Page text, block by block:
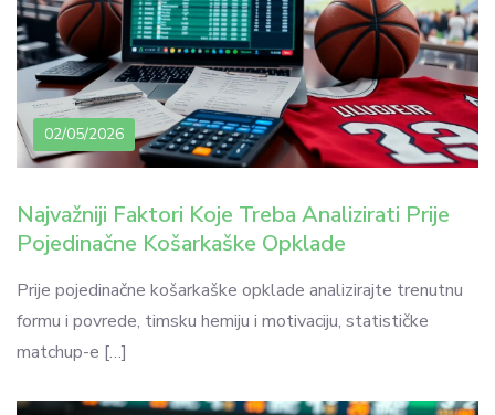
02/05/2026
Najvažniji Faktori Koje Treba Analizirati Prije
Pojedinačne Košarkaške Opklade
Prije pojedinačne košarkaške opklade analizirajte trenutnu
formu i povrede, timsku hemiju i motivaciju, statističke
matchup-e […]